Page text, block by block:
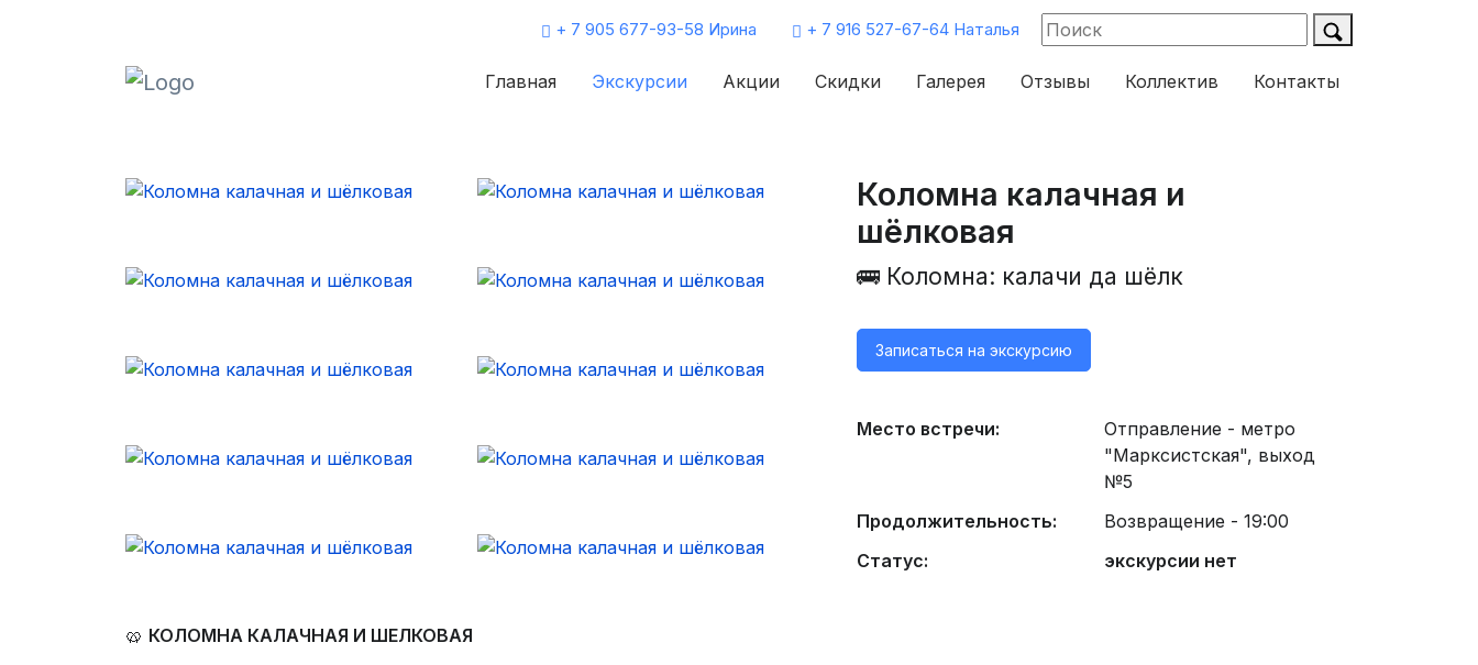
+ 7 905 677-93-58 Ирина + 7 916 527-67-64 Наталья
Главная Экскурсии Акции Скидки Галерея Отзывы Коллектив Контакты
Коломна калачная и
шёлковая
🚌 Коломна: калачи да шёлк
Записаться на экскурсию
Место встречи:
Отправление - метро
"Марксистская", выход
№5
Продолжительность:
Возвращение - 19:00
Статус:
экскурсии нет
🥨 КОЛОМНА КАЛАЧНАЯ И ШЕЛКОВАЯ